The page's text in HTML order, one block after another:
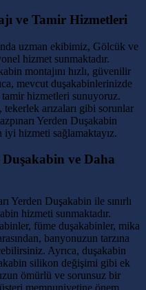
ve Tamir Hizmetleri
uzman ekibimiz, Gölcük ve
hizmet sunmaktadır.
montajını hızlı, güvenilir
mevcut duşakabinlerinizde
hizmetleri sunuyoruz.
tekerlek arızaları gibi sorunlar
Yerden Duşakabin
hizmeti sağlamaktayız.
Duşakabin ve Daha
Yerden Duşakabin ile sınırlı
hizmeti sunmaktadır.
füme duşakabinler, mika
banyonuzun tarzına
Ayrıca, duşakabin
silikon değişimi gibi ek
ömürlü ve sorunsuz bir